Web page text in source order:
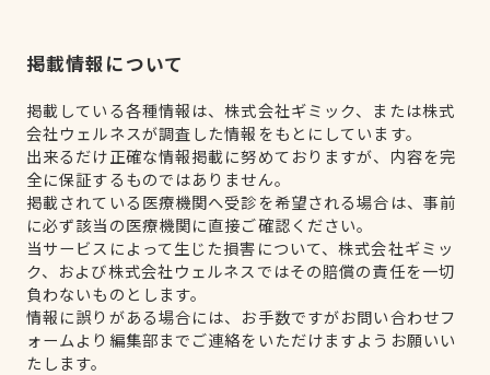
掲載情報について
掲載している各種情報は、株式会社ギミック、または株式
会社ウェルネスが調査した情報をもとにしています。
出来るだけ正確な情報掲載に努めておりますが、内容を完
全に保証するものではありません。
掲載されている医療機関へ受診を希望される場合は、事前
に必ず該当の医療機関に直接ご確認ください。
当サービスによって生じた損害について、株式会社ギミッ
ク、および株式会社ウェルネスではその賠償の責任を一切
負わないものとします。
情報に誤りがある場合には、お手数ですがお問い合わせフ
ォームより編集部までご連絡をいただけますようお願いい
たします。